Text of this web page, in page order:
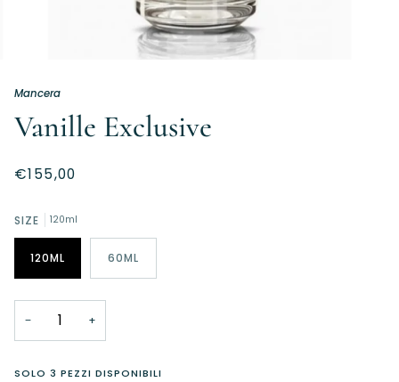
Mancera
Vanille Exclusive
€155,00
SIZE 120ml
120ML 60ML
− +
SOLO3 PEZZI DISPONIBILI